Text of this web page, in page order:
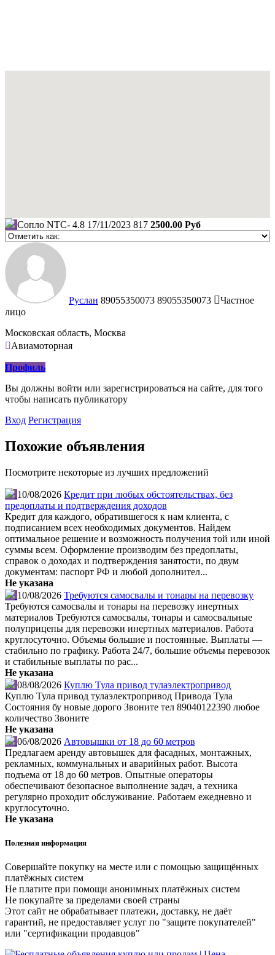
Сопло NTC- 4.8 17/11/2023 817 2500.00 Руб
Руслан 89055350073 89055350073
Частное
лицо
Московская область, Москва
Авиамоторная
Профиль
Вы должны войти или зарегистрироваться на сайте, для того
чтобы написать публикатору
Вход Регистрация
Похожие объявления
Посмотрите некоторые из лучших предложений
10/08/2026 Кредит при любых обстоятельствах, без
предоплаты и подтверждения доходов
Кредит для каждого, обратившегося к нам клиента, с
подписанием всех необходимых документов. Найдем
оптимальное решение и возможность получения той или иной
суммы всем. Оформление производим без предоплаты,
справок о доходах и подтверждения занятости, по двум
документам: паспорт РФ и любой дополнител...
Не указана
10/08/2026 Требуются самосвалы и тонары на перевозку
Требуются самосвалы и тонары на перевозку инертных
материалов Требуются самосвалы, тонары и самосвальные
полуприцепы для перевозки инертных материалов. Работа
круглосуточно. Объемы большие и постоянные. Выплаты —
стабильно по графику. Работа 24/7, большие объемы перевозок
и стабильные выплаты по рас...
Не указана
08/08/2026 Куплю Тула привод тулаэлектропривод
Куплю Тула привод тулаэлектропривод Привода Тула
Состояния бу новые дорого Звоните тел 89040122390 любое
количество Звоните
Не указана
06/08/2026 Автовышки от 18 до 60 метров
Предлагаем аренду автовышек для фасадных, монтажных,
рекламных, коммунальных и аварийных работ. Высота
подъема от 18 до 60 метров. Опытные операторы
обеспечивают безопасное выполнение задач, а техника
регулярно проходит обслуживание. Работаем ежедневно и
круглосуточно.
Не указана
Полезная информация
Совершайте покупку на месте или с помощью защищённых
платёжных систем
Не платите при помощи анонимных платёжных систем
Не покупайте за пределами своей страны
Этот сайт не обрабатывает платежи, доставку, не даёт
гарантий, не предоставляет услуг по "защите покупателей"
или "сертификации продавцов"